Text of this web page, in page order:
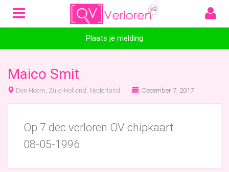
Plaats je melding
Maico Smit
Den Hoorn, Zuid-Holland, Nederland December 7, 2017
Op 7 dec verloren OV chipkaart
08-05-1996